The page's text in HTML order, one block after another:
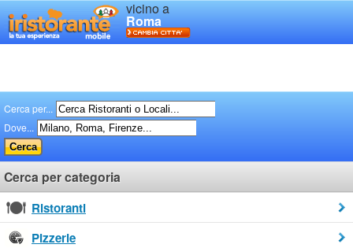
vicino a
Roma
Cerca per...
Dove...
Cerca per categoria
Ristoranti
Pizzerie